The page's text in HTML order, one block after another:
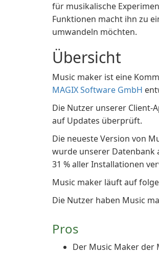
für musikalische
Funktionen macht ihn zu
umwandeln möchten.
Übersicht
Music maker ist eine
MAGIX Software GmbH
Die Nutzer unserer Client-
auf Updates überprüft.
Die neueste Version von
wurde unserer Datenbank
31 % aller Installationen
Music maker läuft auf
Die Nutzer haben Music
Pros
Der Music Maker der